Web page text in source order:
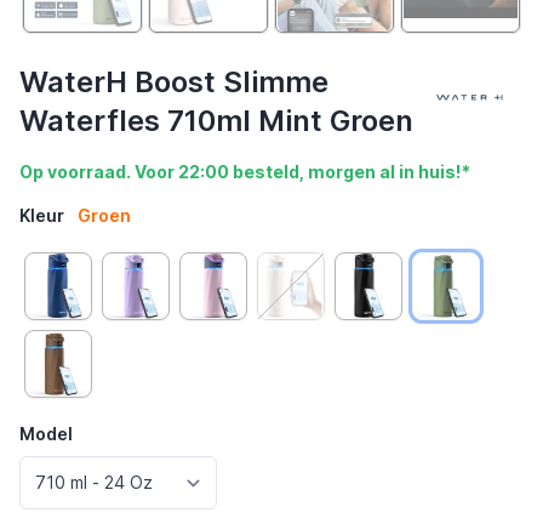
WaterH Boost Slimme
Waterfles 710ml Mint Groen
Op voorraad. Voor 22:00 besteld, morgen al in huis!*
Kleur Groen
Model